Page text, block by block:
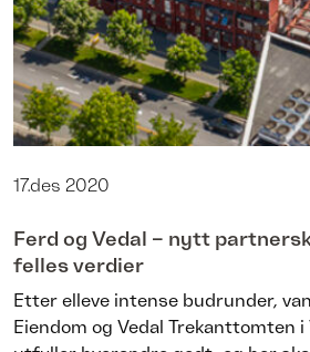
17.des 2020
Ferd og Vedal – nytt
felles verdier
Etter elleve intense budrunder,
Eiendom og Vedal Trekanttomten i